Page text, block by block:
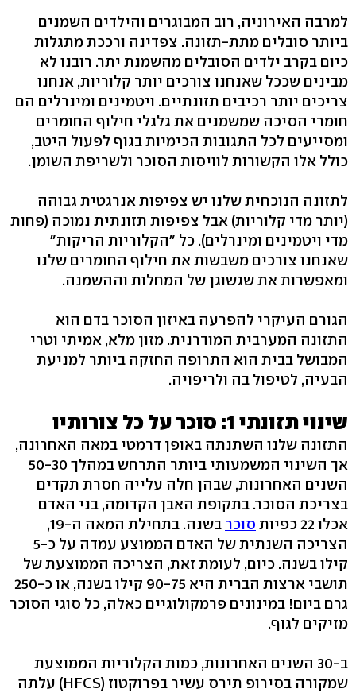
למרבה האירוניה, רוב המבוגרים והילדים השמנים
ביותר סובלים מתת-תזונה. צפדינה ורככת מתגלות
כיום בקרב ילדים הסובלים מהשמנת יתר. רובנו לא
מבינים שככל שאנחנו צורכים יותר קלוריות, אנחנו
צריכים יותר רכיבים תזונתיים. ויטמינים ומינרלים הם
חומרי הסיכה שמשמנים את גלגלי חילוף החומרים
ומסייעים לכל התגובות הכימיות בגוף לפעול היטב,
כולל אלו הקשורות לוויסות הסוכר ולשריפת השומן.
לתזונה הנוכחית שלנו יש צפיפות אנרגטית גבוהה
(יותר מדי קלוריות) אבל צפיפות תזונתית נמוכה (פחות
מדי ויטמינים ומינרלים). כל "הקלוריות הריקות"
שאנחנו צורכים משבשות את חילוף החומרים שלנו
ומאפשרות את שגשוגן של המחלות וההשמנה.
הגורם העיקרי להפרעה באיזון הסוכר בדם הוא
התזונה המערבית המודרנית. מזון מלא, אמיתי וטרי
המבושל בבית הוא התרופה החזקה ביותר למניעת
הבעיה, לטיפול בה ולריפויה.
שינוי תזונתי 1: סוכר על כל צורותיו
התזונה שלנו השתנתה באופן דרמטי במאה האחרונה,
אך השינוי המשמעותי ביותר התרחש במהלך 50-30
השנים האחרונות, שבהן חלה עלייה חסרת תקדים
בצריכת הסוכר. בתקופת האבן הקדומה, בני האדם
אכלו 22 כפיות
סוכר
בשנה. בתחילת המאה ה-19,
הצריכה השנתית של האדם הממוצע עמדה על כ-5
קילו בשנה. כיום, לעומת זאת, הצריכה הממוצעת של
תושבי ארצות הברית היא 90-75 קילו בשנה, או כ-250
גרם ביום! במינונים פרמקולוגיים כאלה, כל סוגי הסוכר
מזיקים לגוף.
ב-30 השנים האחרונות, כמות הקלוריות הממוצעת
שמקורה בסירופ תירס עשיר בפרוקטוז (HFCS) עלתה